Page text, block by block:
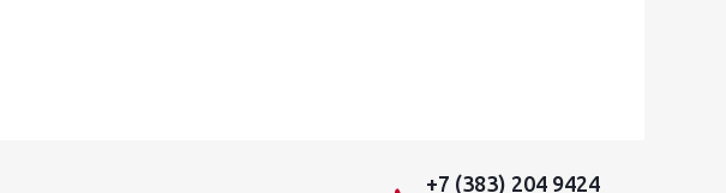
+7 (383) 204 9424